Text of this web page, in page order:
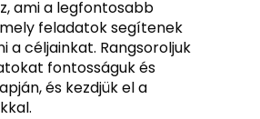
ami a legfontosabb
feladatok segítenek
a céljainkat. Rangsoroljuk
fontosságuk és
és kezdjük el a